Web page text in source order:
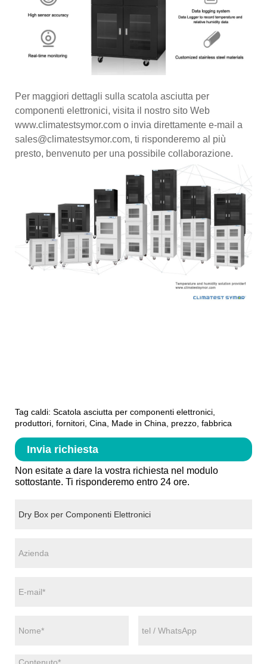
Per maggiori dettagli sulla scatola asciutta per
componenti elettronici, visita il nostro sito Web
www.climatestsymor.com o invia direttamente e-mail a
sales@climatestsymor.com, ti risponderemo al più
presto, benvenuto per una possibile collaborazione.
Tag caldi: Scatola asciutta per componenti elettronici,
produttori, fornitori, Cina, Made in China, prezzo, fabbrica
Invia richiesta
Non esitate a dare la vostra richiesta nel modulo
sottostante. Ti risponderemo entro 24 ore.